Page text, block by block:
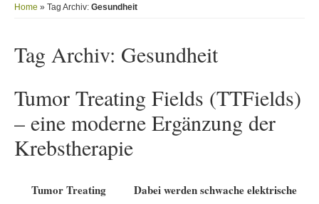
Home » Tag Archiv: Gesundheit
Tag Archiv: Gesundheit
Tumor Treating Fields (TTFields)
– eine moderne Ergänzung der
Krebstherapie
Tumor Treating Dabei werden schwache elektrische